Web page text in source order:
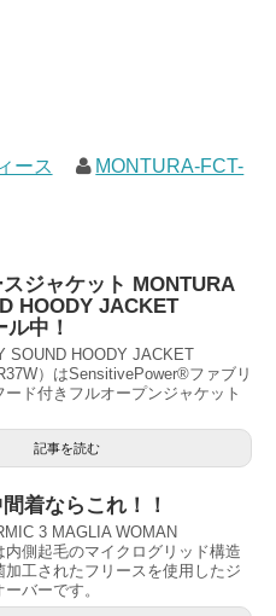
ース
MONTURA-FCT-
ジャケット MONTURA
HOODY JACKET
中！
SOUND HOODY JACKET
）はSensitivePower®ファブリ
ード付きフルオープンジャケット
記事を読む
着ならこれ！！
3 MAGLIA WOMAN
内側起毛のマイクログリッド構造
加工されたフリースを使用したジ
バーです。